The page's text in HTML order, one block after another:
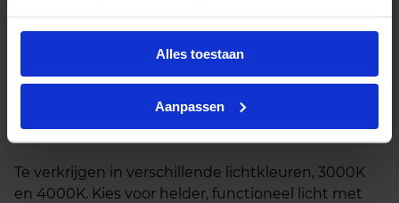
Alles toestaan
Aanpassen
verlichtingsoplossing voor wie flexibiliteit en stijl
zoekt. Deze moderne hanglamp is verkrijgbaar in
maar liefst 15 verschillende varianten, variërend in
perfecte lichtsterkte voor jouw specifieke
Te verkrijgen in verschillende lichtkleuren, 3000K
en 4000K. Kies voor helder, functioneel licht met